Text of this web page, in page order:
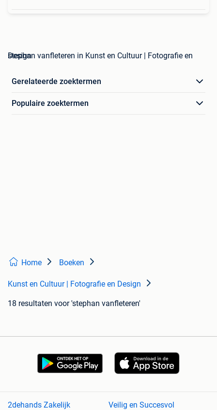
stephan vanfleteren in Kunst en Cultuur | Fotografie en Design
Gerelateerde zoektermen
Populaire zoektermen
Home Boeken
Kunst en Cultuur | Fotografie en Design
18 resultaten voor 'stephan vanfleteren'
2dehands Zakelijk Veilig en Succesvol